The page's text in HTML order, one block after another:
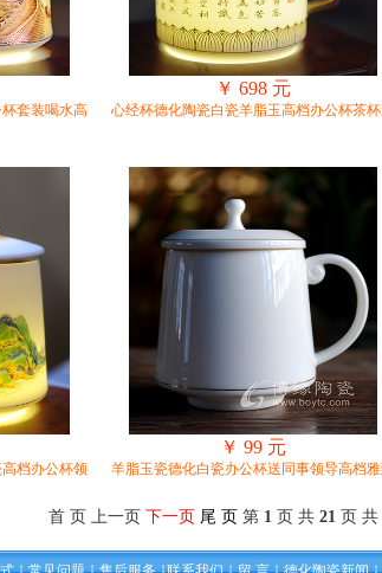
套装喝水高
￥ 698 元
心经杯德化陶瓷白瓷羊脂玉高档办公杯茶
档办公杯领
￥ 99 元
羊脂玉瓷德化白瓷办公杯送同事领导高档
首 页 上一页 下一页 尾 页 第 1 页 共 21 页 共